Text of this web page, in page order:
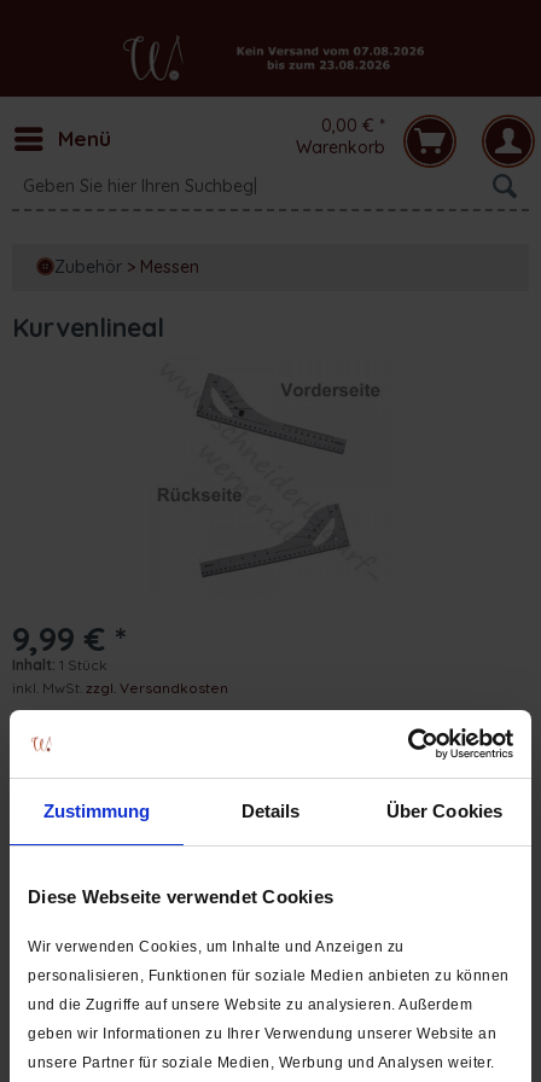
Zustimmung Details Über Cookies
Diese Webseite verwendet Cookies
Wir verwenden Cookies, um Inhalte und Anzeigen zu
personalisieren, Funktionen für soziale Medien anbieten zu können
und die Zugriffe auf unsere Website zu analysieren. Außerdem
geben wir Informationen zu Ihrer Verwendung unserer Website an
unsere Partner für soziale Medien, Werbung und Analysen weiter.
Menü
0,00 € *
Warenkorb
Zubehör > Messen
Kurvenlineal
9,99 € *
Inhalt: 1 Stück
inkl. MwSt. zzgl. Versandkosten
Stk. In den Warenkorb
Auf die Wunschliste
Artikel-Nr.: 2224-001
Beschreibung